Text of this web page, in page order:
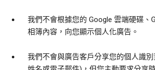
我們不會根據您的 Google 雲端硬碟、
相簿內容，向您顯示個人化廣告。
我們不會與廣告客戶分享您的個人識